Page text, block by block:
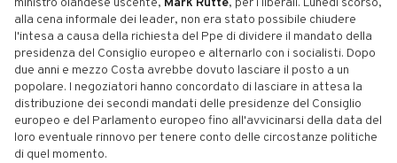
alla cena informale dei leader, non era stato possibile chiudere
l'intesa a causa della richiesta del Ppe di dividere il mandato della
presidenza del Consiglio europeo e alternarlo con i socialisti. Dopo
due anni e mezzo Costa avrebbe dovuto lasciare il posto a un
popolare. I negoziatori hanno concordato di lasciare in attesa la
distribuzione dei secondi mandati delle presidenze del Consiglio
europeo e del Parlamento europeo fino all'avvicinarsi della data del
loro eventuale rinnovo per tenere conto delle circostanze politiche
di quel momento.